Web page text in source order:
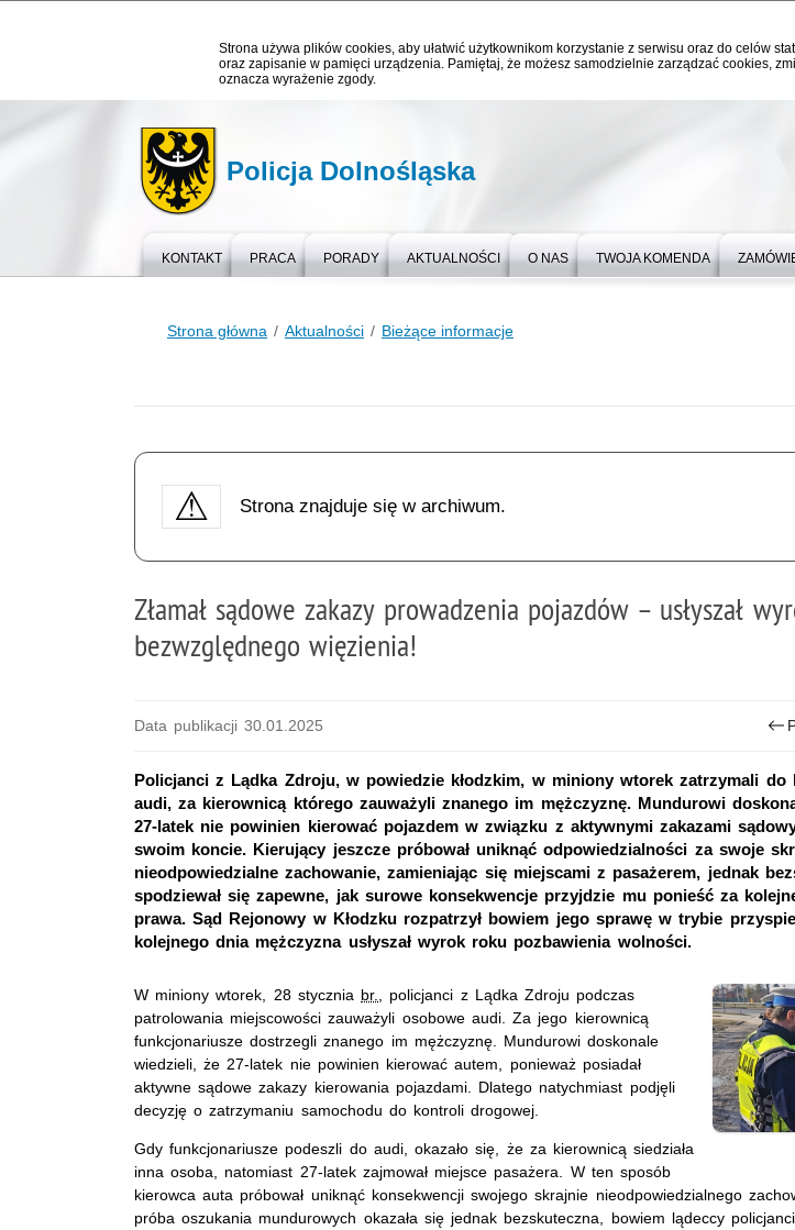
Strona używa plików cookies, aby ułatwić użytkownikom korzystanie z serwisu oraz do celów
oraz zapisanie w pamięci urządzenia. Pamiętaj, że możesz samodzielnie zarządzać cookies,
oznacza wyrażenie zgody.
Policja Dolnośląska
KONTAKT PRACA PORADY AKTUALNOŚCI O NAS TWOJA KOMENDA
Strona główna Aktualności Bieżące informacje
Strona znajduje się w archiwum.
Złamał sądowe zakazy prowadzenia pojazdów – usłyszał
bezwzględnego więzienia!
Data publikacji 30.01.2025
Policjanci z Lądka Zdroju, w powiedzie kłodzkim, w miniony wtorek zatrzymali do
audi, za kierownicą którego zauważyli znanego im mężczyznę. Mundurowi
27-latek nie powinien kierować pojazdem w związku z aktywnymi zakazami
swoim koncie. Kierujący jeszcze próbował uniknąć odpowiedzialności za swoje
nieodpowiedzialne zachowanie, zamieniając się miejscami z pasażerem, jednak
spodziewał się zapewne, jak surowe konsekwencje przyjdzie mu ponieść za
prawa. Sąd Rejonowy w Kłodzku rozpatrzył bowiem jego sprawę w trybie
kolejnego dnia mężczyzna usłyszał wyrok roku pozbawienia wolności.
W miniony wtorek, 28 stycznia br.
, policjanci z Lądka Zdroju podczas
patrolowania miejscowości zauważyli osobowe audi. Za jego kierownicą
funkcjonariusze dostrzegli znanego im mężczyznę. Mundurowi doskonale
wiedzieli, że 27-latek nie powinien kierować autem, ponieważ posiadał
aktywne sądowe zakazy kierowania pojazdami. Dlatego natychmiast podjęli
decyzję o zatrzymaniu samochodu do kontroli drogowej.
Gdy funkcjonariusze podeszli do audi, okazało się, że za kierownicą siedziała
inna osoba, natomiast 27-latek zajmował miejsce pasażera. W ten sposób
kierowca auta próbował uniknąć konsekwencji swojego skrajnie nieodpowiedzialnego
próba oszukania mundurowych okazała się jednak bezskuteczna, bowiem lądeccy